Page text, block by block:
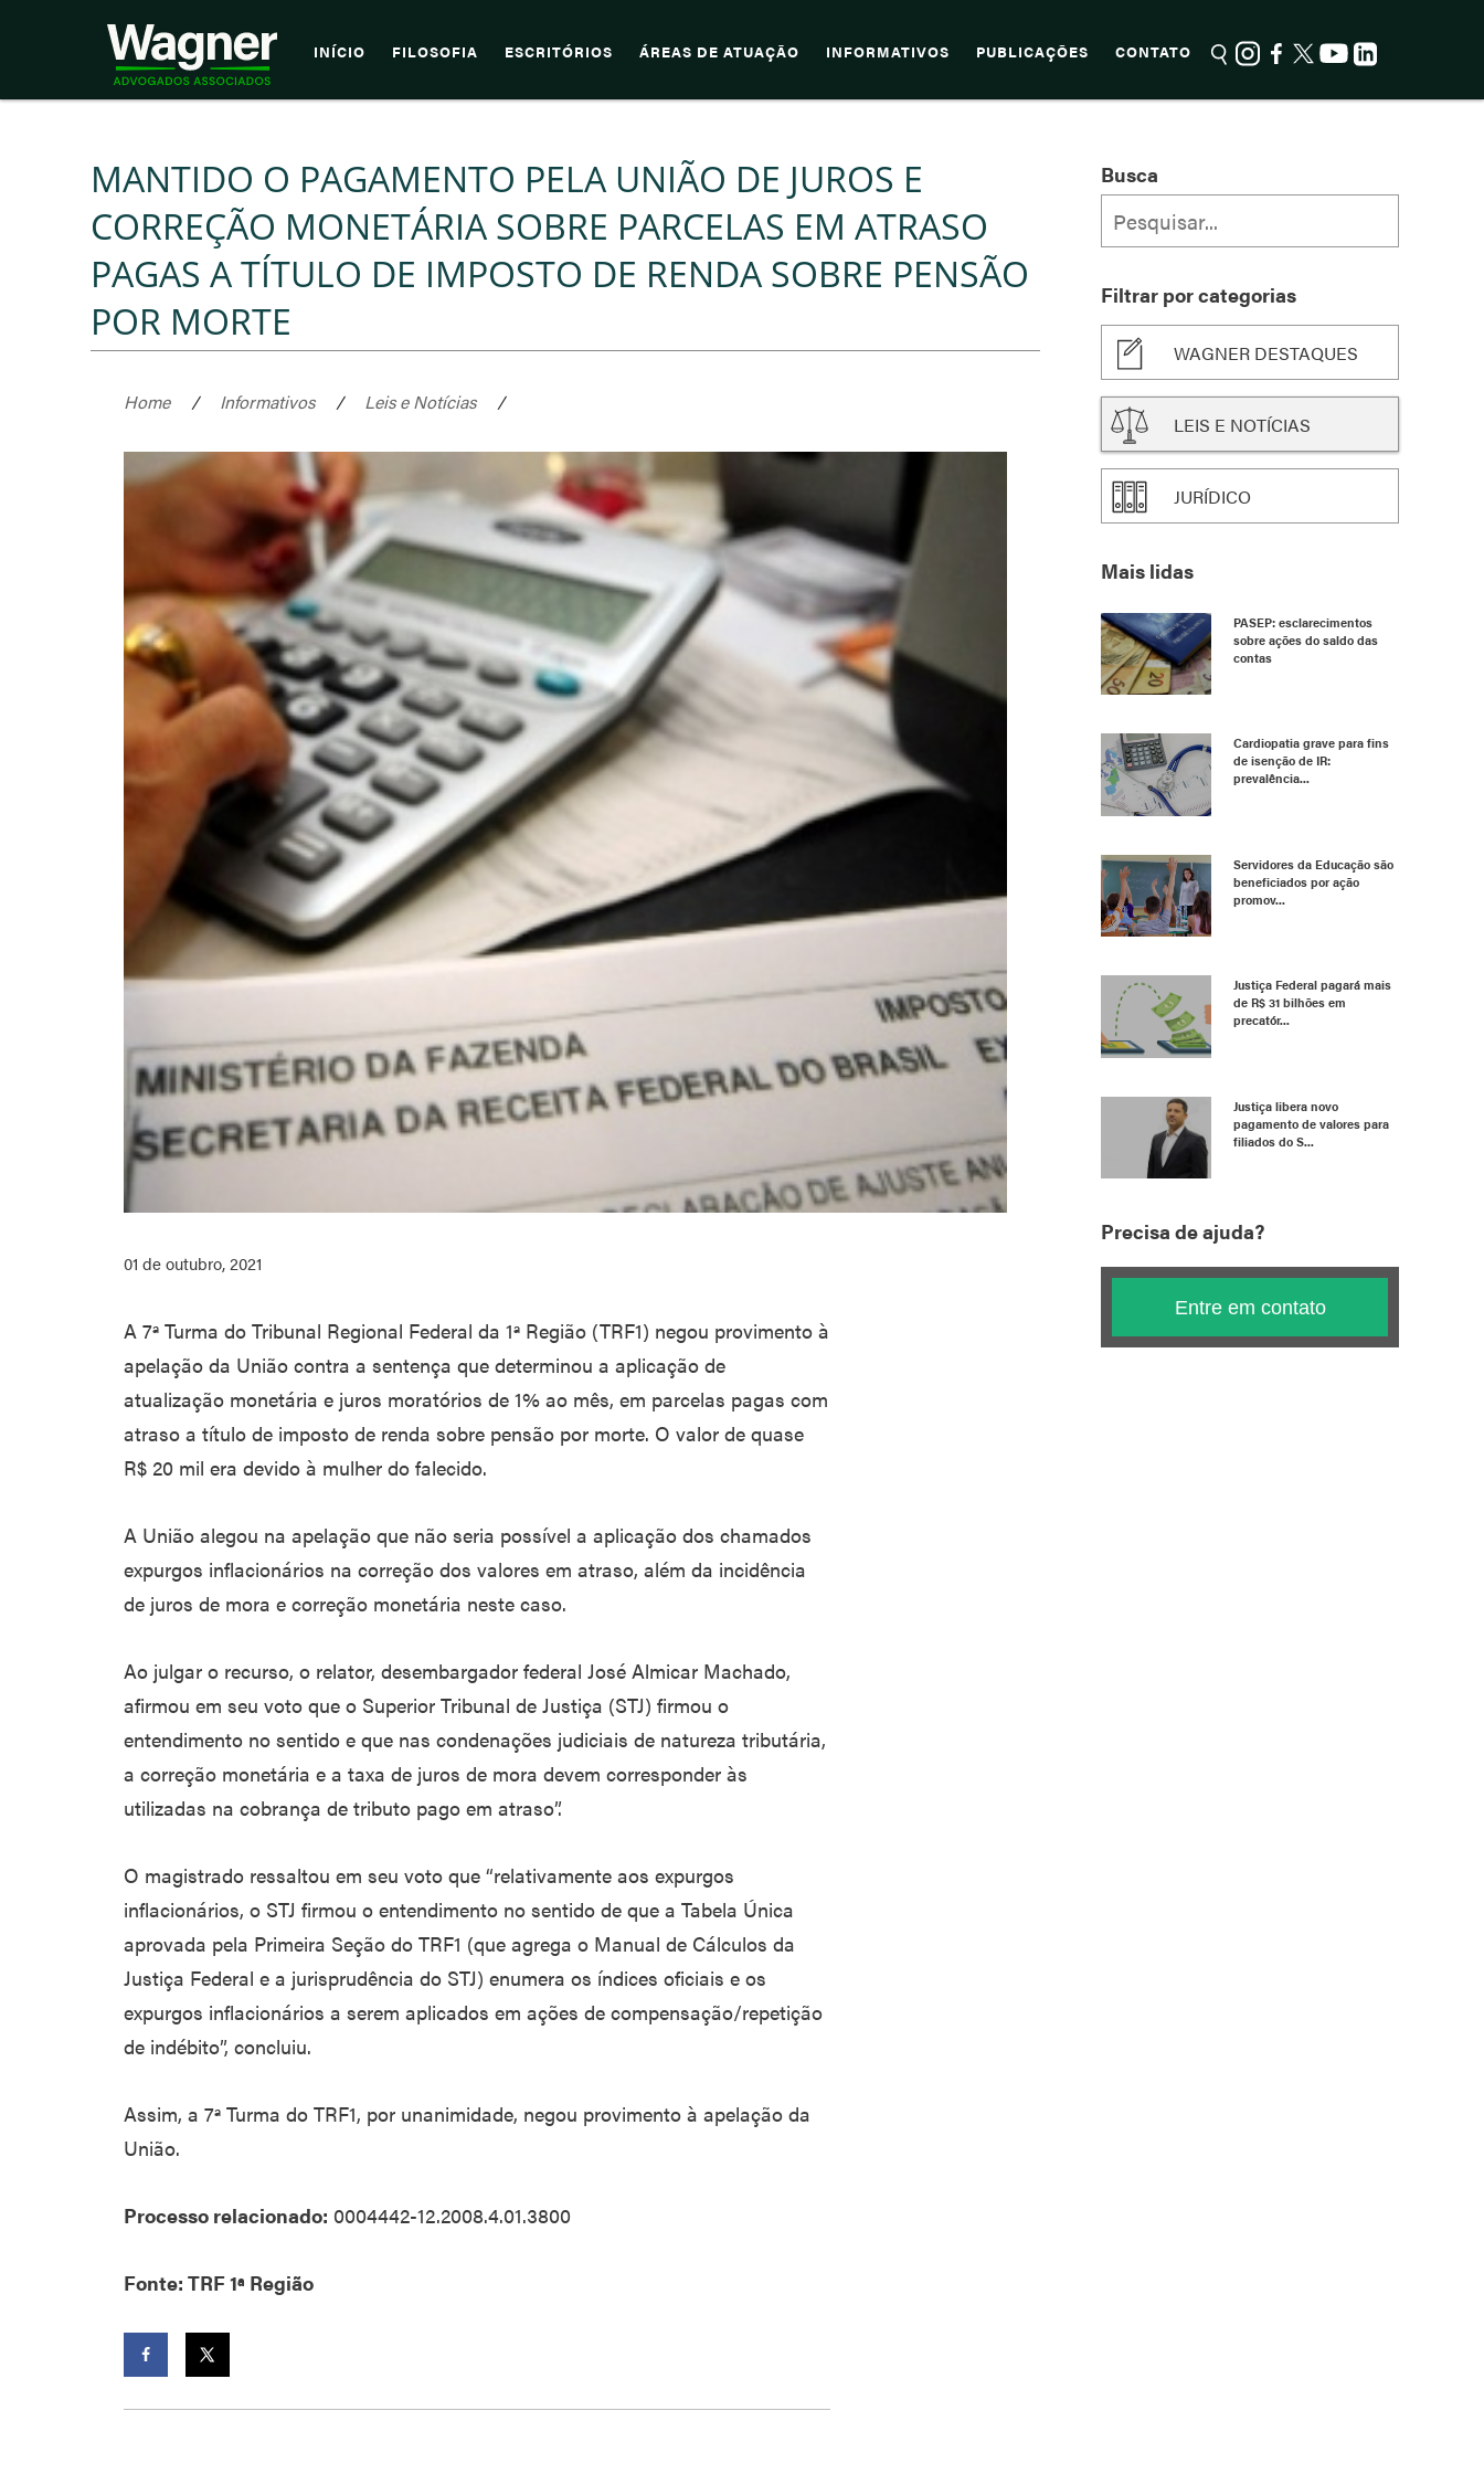
INÍCIO FILOSOFIA ESCRITÓRIOS ÁREAS DE ATUAÇÃO INFORMATIVOS PUBLICAÇÕES CONTATO
MANTIDO O PAGAMENTO PELA UNIÃO DE JUROS E
CORREÇÃO MONETÁRIA SOBRE PARCELAS EM ATRASO
PAGAS A TÍTULO DE IMPOSTO DE RENDA SOBRE PENSÃO
POR MORTE
Home / Informativos / Leis e Notícias /
01 de outubro, 2021
A 7ª Turma do Tribunal Regional Federal da 1ª Região (TRF1) negou provimento à
apelação da União contra a sentença que determinou a aplicação de
atualização monetária e juros moratórios de 1% ao mês, em parcelas pagas com
atraso a título de imposto de renda sobre pensão por morte. O valor de quase
R$ 20 mil era devido à mulher do falecido.
A União alegou na apelação que não seria possível a aplicação dos chamados
expurgos inflacionários na correção dos valores em atraso, além da incidência
de juros de mora e correção monetária neste caso.
Ao julgar o recurso, o relator, desembargador federal José Almicar Machado,
afirmou em seu voto que o Superior Tribunal de Justiça (STJ) firmou o
entendimento no sentido e que nas condenações judiciais de natureza tributária,
a correção monetária e a taxa de juros de mora devem corresponder às
utilizadas na cobrança de tributo pago em atraso”.
O magistrado ressaltou em seu voto que “relativamente aos expurgos
inflacionários, o STJ firmou o entendimento no sentido de que a Tabela Única
aprovada pela Primeira Seção do TRF1 (que agrega o Manual de Cálculos da
Justiça Federal e a jurisprudência do STJ) enumera os índices oficiais e os
expurgos inflacionários a serem aplicados em ações de compensação/repetição
de indébito”, concluiu.
Assim, a 7ª Turma do TRF1, por unanimidade, negou provimento à apelação da
União.
Processo relacionado: 0004442-12.2008.4.01.3800
Fonte: TRF 1ª Região
Busca
Filtrar por categorias
WAGNER DESTAQUES
LEIS E NOTÍCIAS
JURÍDICO
Mais lidas
PASEP: esclarecimentos
sobre ações do saldo das
contas
Cardiopatia grave para fins
de isenção de IR:
prevalência...
Servidores da Educação são
beneficiados por ação
promov...
Justiça Federal pagará mais
de R$ 31 bilhões em
precatór...
Justiça libera novo
pagamento de valores para
filiados do S...
Precisa de ajuda?
Entre em contato